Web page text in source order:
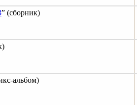
” (сборник)
альбом)